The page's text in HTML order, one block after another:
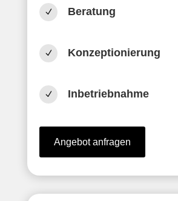
N Beratung
N Konzeptionierung
N Inbetriebnahme
Angebot anfragen